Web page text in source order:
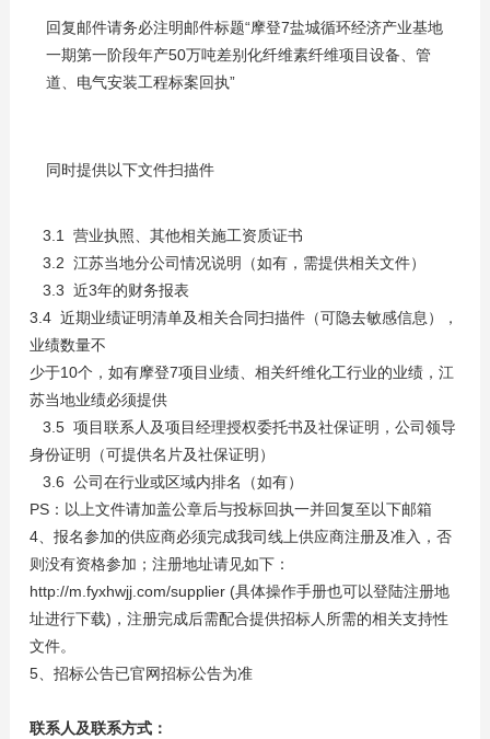
回复邮件请务必注明邮件标题“摩登7盐城循环经济产业基地
一期第一阶段年产50万吨差别化纤维素纤维项目设备、管
道、电气安装工程标案回执”
同时提供以下文件扫描件
3.1 营业执照、其他相关施工资质证书
3.2 江苏当地分公司情况说明（如有，需提供相关文件）
3.3 近3年的财务报表
3.4 近期业绩证明清单及相关合同扫描件（可隐去敏感信息），
业绩数量不
少于10个，如有摩登7项目业绩、相关纤维化工行业的业绩，江
苏当地业绩必须提供
3.5 项目联系人及项目经理授权委托书及社保证明，公司领导
身份证明（可提供名片及社保证明）
3.6 公司在行业或区域内排名（如有）
PS：以上文件请加盖公章后与投标回执一并回复至以下邮箱
4、报名参加的供应商必须完成我司线上供应商注册及准入，否
则没有资格参加；注册地址请见如下：
http://m.fyxhwjj.com/supplier (具体操作手册也可以登陆注册地
址进行下载)，注册完成后需配合提供招标人所需的相关支持性
文件。
5、招标公告已官网招标公告为准
联系人及联系方式：